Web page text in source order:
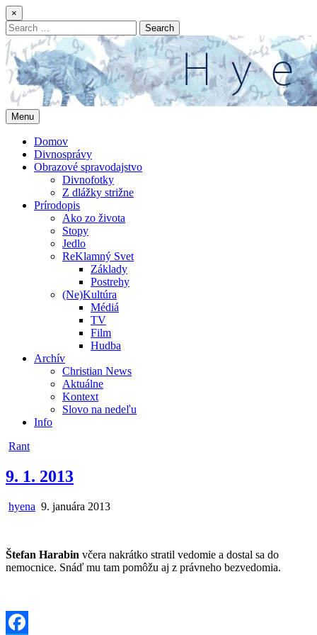
Skip
to
content
×
Search
for:
Menu
Domov
Divnosprávy
Obrazové spravodajstvo
Divnofotky
Z dlážky strižne
Prírodopis
Ako zo života
Stopy
Jedlo
ReKlamný Svet
Základy
Postrehy
(Ne)Kultúra
Médiá
TV
Film
Hudba
Archív
Christian News
Aktuálne
Kontext
Slovo na nedeľu
Info
Posted
Rant
9. 1. 2013
Author:
hyena Published
9. januára 2013
Štefan Harabin včera nakrátko stratil vedomie a dostal sa do
nemocnice. Snáď mu tam pomôžu aj z právneho bezvedomia.